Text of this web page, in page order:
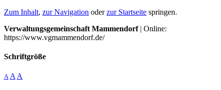
Zum Inhalt, zur Navigation oderzur Startseite springen.
Verwaltungsgemeinschaft Mammendorf| Online:
https://www.vgmammendorf.de/
Schriftgröße
A A A